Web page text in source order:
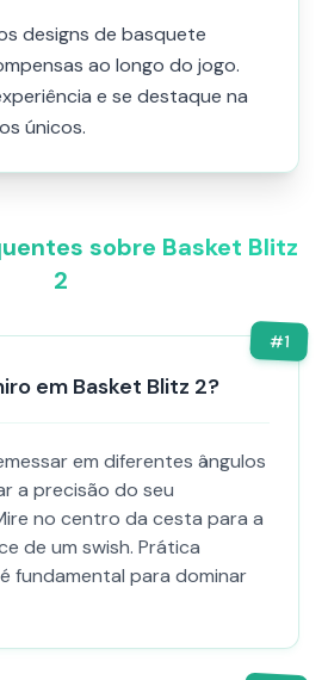
designs de basquete
ao longo do jogo.
e se destaque na
únicos.
sobre Basket Blitz
2
#1
em Basket Blitz 2?
em diferentes ângulos
a precisão do seu
no centro da cesta para a
de um swish. Prática
fundamental para dominar